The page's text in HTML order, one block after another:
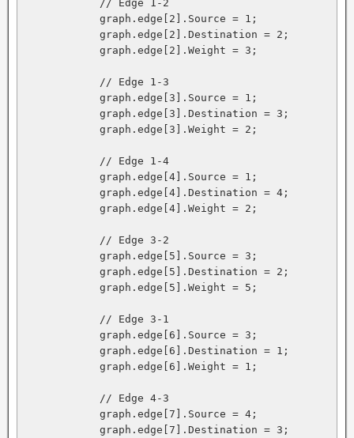
            // Edge 1-2
            graph.edge[2].Source = 1;
            graph.edge[2].Destination = 2;
            graph.edge[2].Weight = 3;
            // Edge 1-3
            graph.edge[3].Source = 1;
            graph.edge[3].Destination = 3;
            graph.edge[3].Weight = 2;
            // Edge 1-4
            graph.edge[4].Source = 1;
            graph.edge[4].Destination = 4;
            graph.edge[4].Weight = 2;
            // Edge 3-2
            graph.edge[5].Source = 3;
            graph.edge[5].Destination = 2;
            graph.edge[5].Weight = 5;
            // Edge 3-1
            graph.edge[6].Source = 3;
            graph.edge[6].Destination = 1;
            graph.edge[6].Weight = 1;
            // Edge 4-3
            graph.edge[7].Source = 4;
            graph.edge[7].Destination = 3;